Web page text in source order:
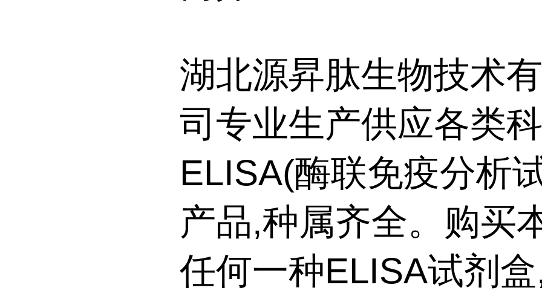
湖北源昇肽生物技术
司专业生产供应各类
ELISA(酶联免疫分析
产品,种属齐全。购买
任何一种ELISA试剂